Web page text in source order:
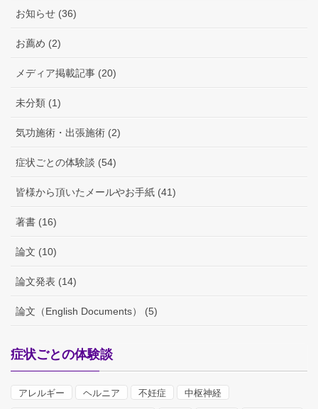
お知らせ (36)
お薦め (2)
メディア掲載記事 (20)
未分類 (1)
気功施術・出張施術 (2)
症状ごとの体験談 (54)
皆様から頂いたメールやお手紙 (41)
著書 (16)
論文 (10)
論文発表 (14)
論文（English Documents） (5)
症状ごとの体験談
アレルギー ヘルニア 不妊症 中枢神経